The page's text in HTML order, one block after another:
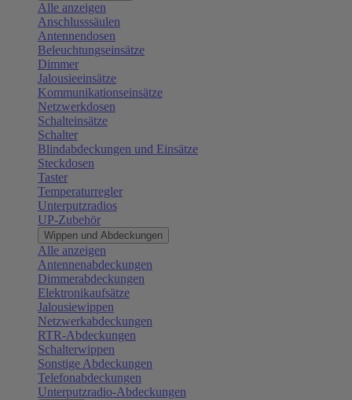
Alle anzeigen
Anschlusssäulen
Antennendosen
Beleuchtungseinsätze
Dimmer
Jalousieeinsätze
Kommunikationseinsätze
Netzwerkdosen
Schalteinsätze
Schalter
Blindabdeckungen und Einsätze
Steckdosen
Taster
Temperaturregler
Unterputzradios
UP-Zubehör
Wippen und Abdeckungen
Alle anzeigen
Antennenabdeckungen
Dimmerabdeckungen
Elektronikaufsätze
Jalousiewippen
Netzwerkabdeckungen
RTR-Abdeckungen
Schalterwippen
Sonstige Abdeckungen
Telefonabdeckungen
Unterputzradio-Abdeckungen